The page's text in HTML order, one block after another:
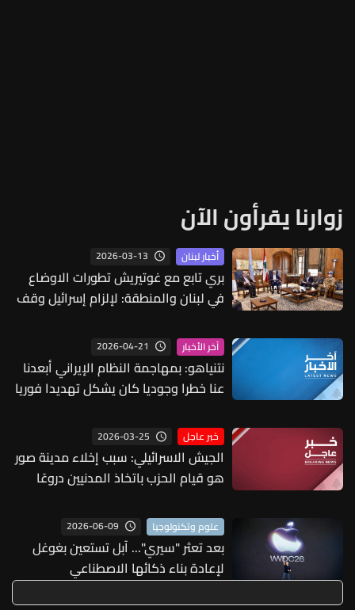
زوارنا يقرأون الآن
أخبار لبنان 2026-03-13
بري تابع مع غوتيريش تطورات الاوضاع
في لبنان والمنطقة: لإلزام إسرائيل وقف
آخر الأخبار 2026-04-21
نتنياهو: بمهاجمة النظام الإيراني أبعدنا
عنا خطرا وجوديا كان يشكل تهديدا فوريا
خبر عاجل 2026-03-25
الجيش الاسرائيلي: سبب إخلاء مدينة صور
هو قيام الحزب باتخاذ المدنيين دروعًا
من بين الأحياء السكنية
علوم وتكنولوجيا 2026-06-09
بعد تعثر "سيري"... آبل تستعين بغوغل
لإعادة بناء ذكائها الاصطناعي